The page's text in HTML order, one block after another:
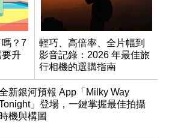
？7
升
輕巧、高倍率、全片幅到
影音記錄：2026 年最佳旅
行相機的選購指南
新銀河預報 App「Milky Way
」登場，一鍵掌握最佳拍攝
時機與構圖